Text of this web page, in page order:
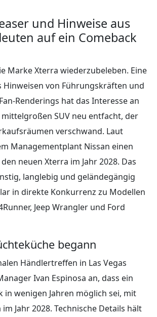
und Hinweise aus
auf ein Comeback
Marke Xterra wiederzubeleben. Eine
Hinweisen von Führungskräften und
Renderings hat das Interesse an
SUV neu entfacht, der
verschwand. Laut
Managementplant Nissan einen
neuen Xterra im Jahr 2028. Das
langlebig und geländegängig
in direkte Konkurrenz zu Modellen
Jeep Wrangler und Ford
begann
Händlertreffen in Las Vegas
Ivan Espinosa an, dass ein
in wenigen Jahren möglich sei, mit
Jahr 2028. Technische Details hält